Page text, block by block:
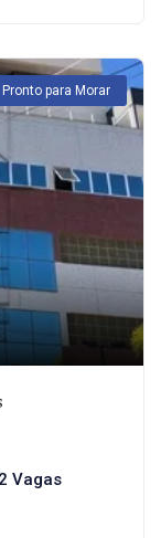
Pronto para Morar
2 Vagas